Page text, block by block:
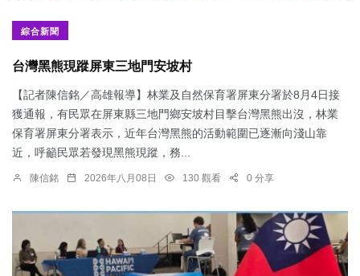
綜合新聞
台灣黑熊現蹤屏東三地門安坡村
【記者陳信銘／高雄報導】林業及自然保育署屏東分署於8月4日接
獲通報，有民眾在屏東縣三地門鄉安坡村目擊台灣黑熊出沒，林業
保育署屏東分署表示，近年台灣黑熊的活動範圍已逐漸向淺山靠
近，呼籲民眾若發現黑熊現蹤，務...
陳信銘 2026年八月08日 130 觀看 0 分享